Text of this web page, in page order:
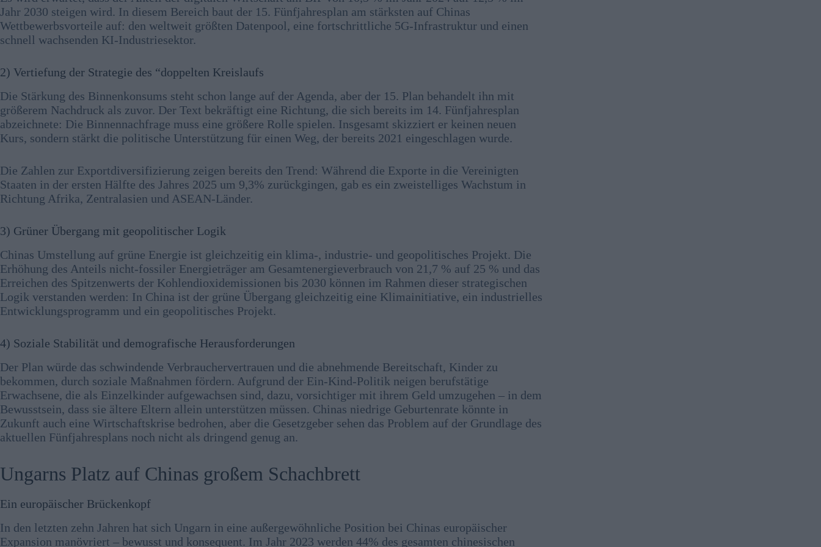
Jahr 2030 steigen wird. In diesem Bereich baut der 15. Fünfjahresplan am stärksten auf Chinas
Wettbewerbsvorteile auf: den weltweit größten Datenpool, eine fortschrittliche 5G-Infrastruktur und einen
schnell wachsenden KI-Industriesektor.
2) Vertiefung der Strategie des “doppelten Kreislaufs
Die Stärkung des Binnenkonsums steht schon lange auf der Agenda, aber der 15. Plan behandelt ihn mit
größerem Nachdruck als zuvor. Der Text bekräftigt eine Richtung, die sich bereits im 14. Fünfjahresplan
abzeichnete: Die Binnennachfrage muss eine größere Rolle spielen. Insgesamt skizziert er keinen neuen
Kurs, sondern stärkt die politische Unterstützung für einen Weg, der bereits 2021 eingeschlagen wurde.
Die Zahlen zur Exportdiversifizierung zeigen bereits den Trend: Während die Exporte in die Vereinigten
Staaten in der ersten Hälfte des Jahres 2025 um 9,3% zurückgingen, gab es ein zweistelliges Wachstum in
Richtung Afrika, Zentralasien und ASEAN-Länder.
3) Grüner Übergang mit geopolitischer Logik
Chinas Umstellung auf grüne Energie ist gleichzeitig ein klima-, industrie- und geopolitisches Projekt. Die
Erhöhung des Anteils nicht-fossiler Energieträger am Gesamtenergieverbrauch von 21,7 % auf 25 % und das
Erreichen des Spitzenwerts der Kohlendioxidemissionen bis 2030 können im Rahmen dieser strategischen
Logik verstanden werden: In China ist der grüne Übergang gleichzeitig eine Klimainitiative, ein industrielles
Entwicklungsprogramm und ein geopolitisches Projekt.
4) Soziale Stabilität und demografische Herausforderungen
Der Plan würde das schwindende Verbrauchervertrauen und die abnehmende Bereitschaft, Kinder zu
bekommen, durch soziale Maßnahmen fördern. Aufgrund der Ein-Kind-Politik neigen berufstätige
Erwachsene, die als Einzelkinder aufgewachsen sind, dazu, vorsichtiger mit ihrem Geld umzugehen – in dem
Bewusstsein, dass sie ältere Eltern allein unterstützen müssen. Chinas niedrige Geburtenrate könnte in
Zukunft auch eine Wirtschaftskrise bedrohen, aber die Gesetzgeber sehen das Problem auf der Grundlage des
aktuellen Fünfjahresplans noch nicht als dringend genug an.
Ungarns Platz auf Chinas großem Schachbrett
Ein europäischer Brückenkopf
In den letzten zehn Jahren hat sich Ungarn in eine außergewöhnliche Position bei Chinas europäischer
Expansion manövriert – bewusst und konsequent. Im Jahr 2023 werden 44% des gesamten chinesischen